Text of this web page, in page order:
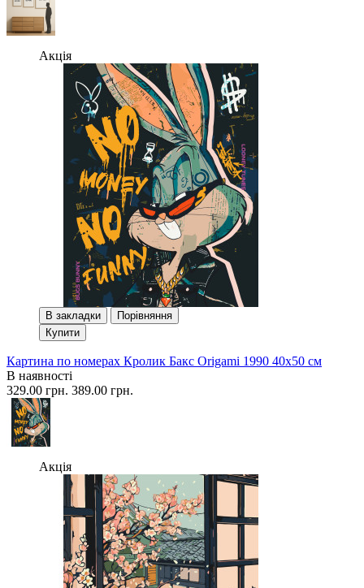
Акція
В закладки
Порівняння
Купити
Картина по номерах Кролик Бакс Origami 1990 40x50 см
В наявності
329.00 грн. 389.00 грн.
Акція